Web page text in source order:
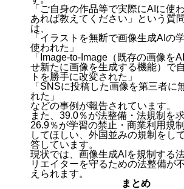
「ご自身の作品等で実際にAIに使
あれば教えてください」という質
は、
「イラストを無断で画像生成AIの
使われた」
「Image-to-Image（既存の画像を
せ新たに画像を生成する機能）で
トを勝手に改変された」
「SNSに投稿した画像を第三者に
れた」
などの事例が報告されています。
また、39.0％が法整備・法規制を
26.9％が学習の禁止・商業利用規
してほしい、外国並みの規制をし
答しています。
現状では、画像生成AIを規制する
リエイターを守るための法整備が
えられます。
まとめ